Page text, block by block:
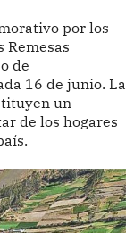
por los
Remesas
de
16 de junio. La
un
de los hogares